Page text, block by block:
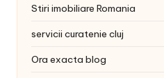
Stiri imobiliare Romania
servicii curatenie cluj
Ora exacta blog